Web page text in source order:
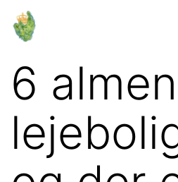
Fortsæt
Orø
6